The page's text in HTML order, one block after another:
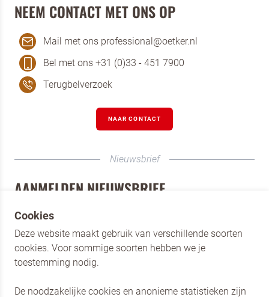
NEEM CONTACT MET ONS OP
Mail met ons professional@oetker.nl
Bel met ons +31 (0)33 - 451 7900
Terugbelverzoek
NAAR CONTACT
Nieuwsbrief
AANMELDEN NIEUWSBRIEF
Schrijf je als horecaprofessional in voor de nieuwsbrief
van Dr. Oetker Professional. Blijf op de hoogte van onze
merken, de nieuwste producten en laat je inspireren door
verschillende recepten.
Cookies
Deze website maakt gebruik van verschillende soorten
cookies. Voor sommige soorten hebben we je
toestemming nodig.
De noodzakelijke cookies en anonieme statistieken zijn